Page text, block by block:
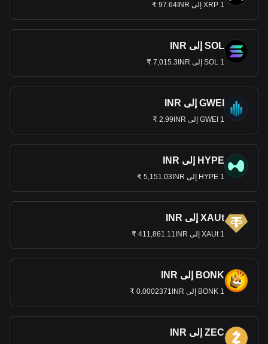
1 XRP إلى 97.64INR ₹
SOL إلى INR
1 SOL إلى 7,015.3INR ₹
GWEI إلى INR
1 GWEI إلى 2.99INR ₹
HYPE إلى INR
1 HYPE إلى 5,151.03INR ₹
XAUt إلى INR
1 XAUt إلى 411,861.11INR ₹
BONK إلى INR
1 BONK إلى 0.0002371INR ₹
ZEC إلى INR